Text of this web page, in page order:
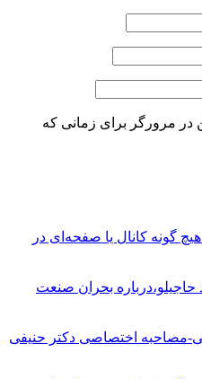
در مرورگر برای زمانی که
گونه کانال یا صفحه‌ای در
بحران صنعت
مصاحبه اختصاصی دکتر حنیفی